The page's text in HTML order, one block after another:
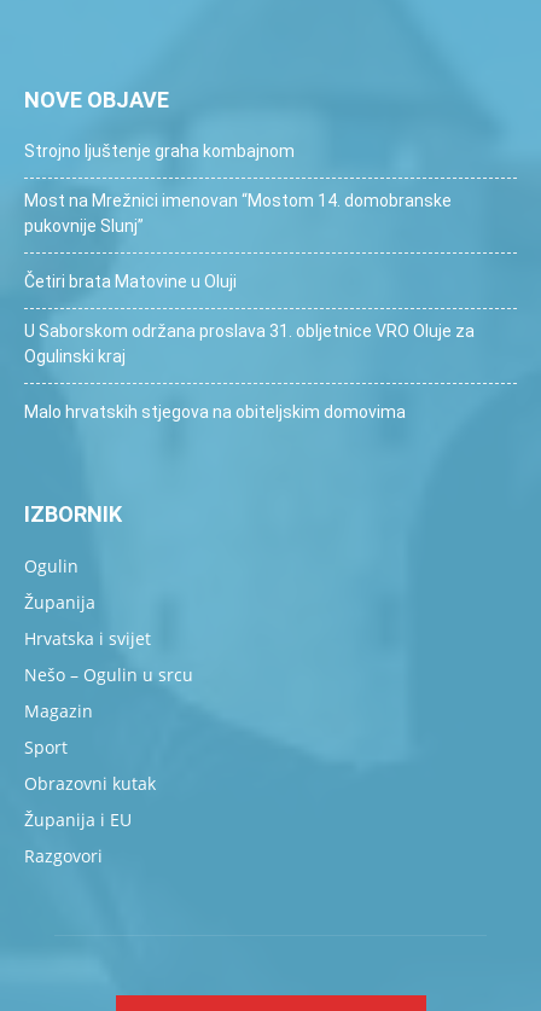
NOVE OBJAVE
Strojno ljuštenje graha kombajnom
Most na Mrežnici imenovan “Mostom 14. domobranske
pukovnije Slunj”
Četiri brata Matovine u Oluji
U Saborskom održana proslava 31. obljetnice VRO Oluje za
Ogulinski kraj
Malo hrvatskih stjegova na obiteljskim domovima
IZBORNIK
Ogulin
Županija
Hrvatska i svijet
Nešo – Ogulin u srcu
Magazin
Sport
Obrazovni kutak
Županija i EU
Razgovori